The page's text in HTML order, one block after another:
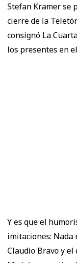
Stefan Kramer se
cierre de la
consignó La
los presentes en
Y es que el
imitaciones: Nada
Claudio Bravo y